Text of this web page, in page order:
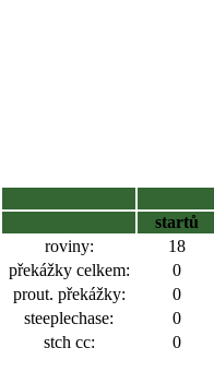
startů
roviny:
18
překážky celkem:
0
prout. překážky:
0
steeplechase:
0
stch cc:
0